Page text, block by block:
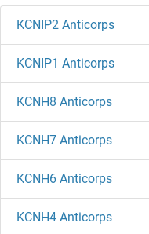
KCNIP2 Anticorps
KCNIP1 Anticorps
KCNH8 Anticorps
KCNH7 Anticorps
KCNH6 Anticorps
KCNH4 Anticorps